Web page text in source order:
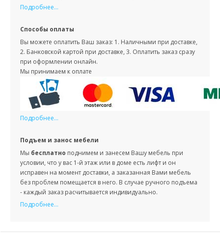
Подробнее...
Способы оплаты
Вы можете оплатить Ваш заказ: 1. Наличными при доставке,
2. Банковской картой при доставке, 3. Оплатить заказ сразу
при оформлении онлайн.
Мы принимаем к оплате
Подробнее...
Подъем и занос мебели
Мы бесплатно поднимем и занесем Вашу мебель при
условии, что у вас 1-й этаж или в доме есть лифт и он
исправен на момент доставки, а заказанная Вами мебель
без проблем помещается в него. В случае ручного подъема
- каждый заказ расчитывается индивидуально.
Подробнее...